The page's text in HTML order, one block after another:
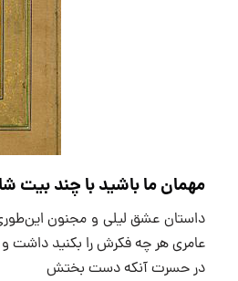
مهمان ما باشید با چند بیت
داستان عشق لیلی و‌ مجنون
عامری هر چه فکرش را بکنید
در حسرت آنکه دست بختش